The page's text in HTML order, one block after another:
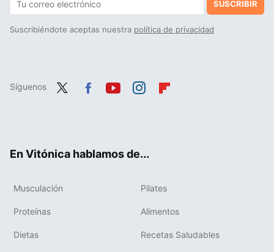
SUSCRIBIR
Suscribiéndote aceptas nuestra política de privacidad
Síguenos
En Vitónica hablamos de...
Musculación Pilates
Proteínas Alimentos
Dietas Recetas Saludables